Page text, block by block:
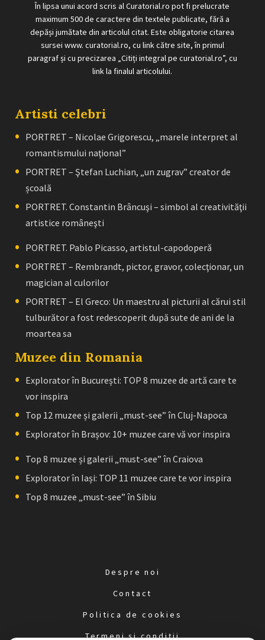
În lipsa unui acord scris al Curatorial.ro pot fi prelucrate
maximum 500 de caractere din textele publicate, fără a
depăși jumătate din articolul citat. Este obligatorie citarea
sursei www. curatorial.ro, cu link către site, în primul
paragraf și cu precizarea „Citiți integral pe curatorial.ro”, cu
link la finalul articolului.
Artisti celebri
PORTRET – Nicolae Grigorescu, „marele interpret al
romantismului naţional”
PORTRET – Ştefan Luchian, „un zugrav” creator de
școală
PORTRET. Constantin Brâncuşi – simbol al creativităţii
artistice româneşti
PORTRET. Pablo Picasso, artistul-capodoperă
PORTRET – Rembrandt, pictor, gravor, colecţionar, un
magician al culorilor
PORTRET – El Greco: Un maestru al picturii al cărui stil
tulburător a fost redescoperit după sute de ani de la
moartea sa
Muzee din Romania
Explorator în București: TOP 8 muzee de artă care te
vor inspira
Top 12 muzee și galerii „must-see” în Cluj-Napoca
Explorator în Brașov: 10+ muzee care vă vor inspira
Top 8 muzee și galerii „must-see” în Craiova
Explorator în Iași: TOP 11 muzee care te vor inspira
Top 8 muzee „must-see” în Sibiu
Despre noi
Contact
Politica de cookies
Termeni și condiții